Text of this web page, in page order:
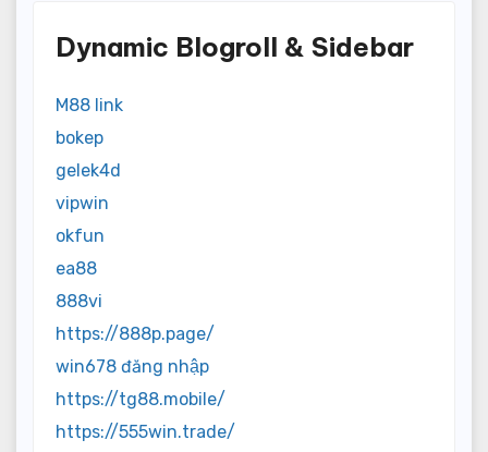
Dynamic Blogroll & Sidebar
M88 link
bokep
gelek4d
vipwin
okfun
ea88
888vi
https://888p.page/
win678 đăng nhập
https://tg88.mobile/
https://555win.trade/